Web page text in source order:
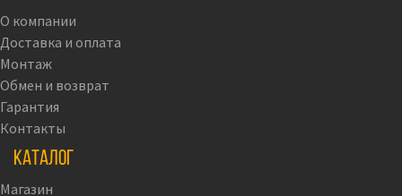
О компании
Доставка и оплата
Монтаж
Обмен и возврат
Гарантия
Контакты
Каталог
Магазин